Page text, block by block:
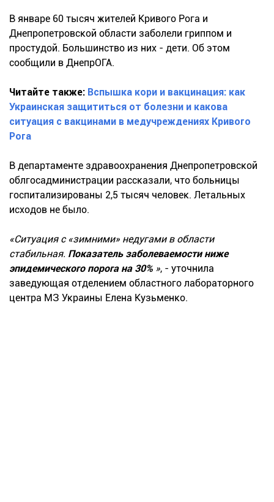
В январе 60 тысяч жителей Кривого Рога и
Днепропетровской области заболели гриппом и
простудой. Большинство из них - дети. Об этом
сообщили в ДнепрОГА.
Читайте также: Вспышка кори и вакцинация: как
Украинская защититься от болезни и какова
ситуация с вакцинами в медучреждениях Кривого
Рога
В департаменте здравоохранения Днепропетровской
облгосадминистрации рассказали, что больницы
госпитализированы 2,5 тысяч человек. Летальных
исходов не было.
«Ситуация с «зимними» недугами в области
стабильная. Показатель заболеваемости ниже
эпидемического порога на 30% », - уточнила
заведующая отделением областного лабораторного
центра МЗ Украины Елена Кузьменко.